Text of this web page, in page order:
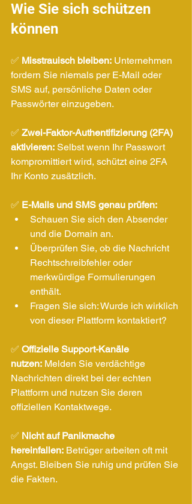
Wie Sie sich schützen
können
✅ Misstrauisch bleiben: Unternehmen
fordern Sie niemals per E-Mail oder
SMS auf, persönliche Daten oder
Passwörter einzugeben.
✅ Zwei-Faktor-Authentifizierung (2FA)
aktivieren: Selbst wenn Ihr Passwort
kompromittiert wird, schützt eine 2FA
Ihr Konto zusätzlich.
✅ E-Mails und SMS genau prüfen:
Schauen Sie sich den Absender
und die Domain an.
Überprüfen Sie, ob die Nachricht
Rechtschreibfehler oder
merkwürdige Formulierungen
enthält.
Fragen Sie sich: Wurde ich wirklich
von dieser Plattform kontaktiert?
✅ Offizielle Support-Kanäle
nutzen: Melden Sie verdächtige
Nachrichten direkt bei der echten
Plattform und nutzen Sie deren
offiziellen Kontaktwege.
✅ Nicht auf Panikmache
hereinfallen: Betrüger arbeiten oft mit
Angst. Bleiben Sie ruhig und prüfen Sie
die Fakten.